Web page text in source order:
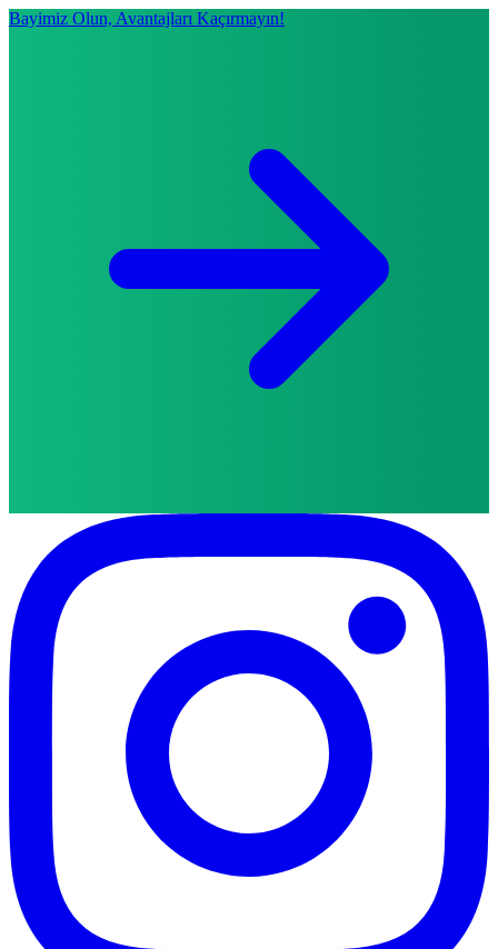
Bayimiz Olun, Avantajları Kaçırmayın!